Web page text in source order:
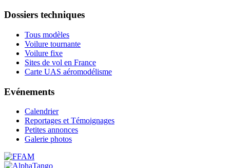
Dossiers techniques
Tous modèles
Voilure tournante
Voilure fixe
Sites de vol en France
Carte UAS aéromodélisme
Evénements
Calendrier
Reportages et Témoignages
Petites annonces
Galerie photos